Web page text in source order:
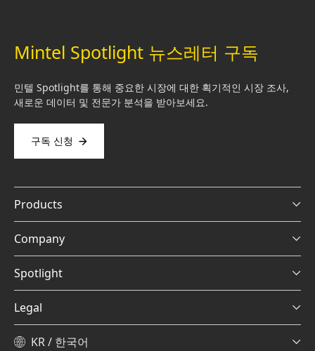
Mintel Spotlight 뉴스레터 구독
민텔 Spotlight를 통해 중요한 시장에 대한 획기적인 시장 조사,
새로운 데이터 및 전문가 분석을 받아보세요.
구독 신청
Products
Company
Spotlight
Legal
KR / 한국어